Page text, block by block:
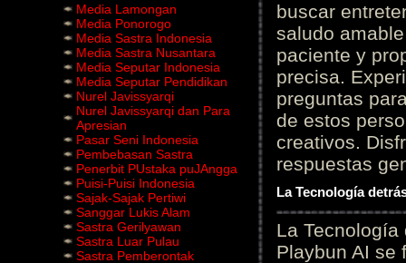
Media Lamongan
Media Ponorogo
Media Sastra Indonesia
Media Sastra Nusantara
Media Seputar Indonesia
Media Seputar Pendidikan
Nurel Javissyarqi
Nurel Javissyarqi dan Para
Apresian
Pasar Seni Indonesia
Pembebasan Sastra
Penerbit PUstaka puJAngga
Puisi-Puisi Indonesia
Sajak-Sajak Pertiwi
Sanggar Lukis Alam
Sastra Gerilyawan
Sastra Luar Pulau
Sastra Pemberontak
buscar
saludo
paciente y
precisa.
preguntas
de estos
creativos.
respuestas
La Tecnología
La
Playbun AI se